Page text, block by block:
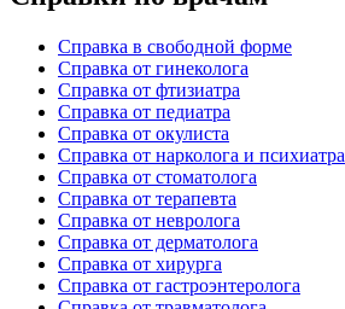
Справка в свободной форме
Справка от гинеколога
Справка от фтизиатра
Справка от педиатра
Справка от окулиста
Справка от нарколога и психиатра
Справка от стоматолога
Справка от терапевта
Справка от невролога
Справка от дерматолога
Справка от хирурга
Справка от гастроэнтеролога